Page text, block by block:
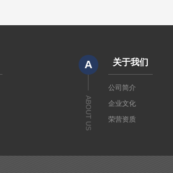
A
ABOUT US
关于我们
公司简介
企业文化
荣营资质